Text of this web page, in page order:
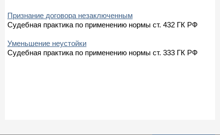
Признание договора незаключенным
Судебная практика по применению нормы ст. 432 ГК РФ
Уменьшение неустойки
Судебная практика по применению нормы ст. 333 ГК РФ